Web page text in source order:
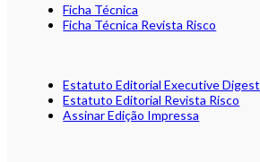
Ficha Técnica
Ficha Técnica Revista Risco
Estatuto Editorial Executive Digest
Estatuto Editorial Revista Risco
Assinar Edição Impressa